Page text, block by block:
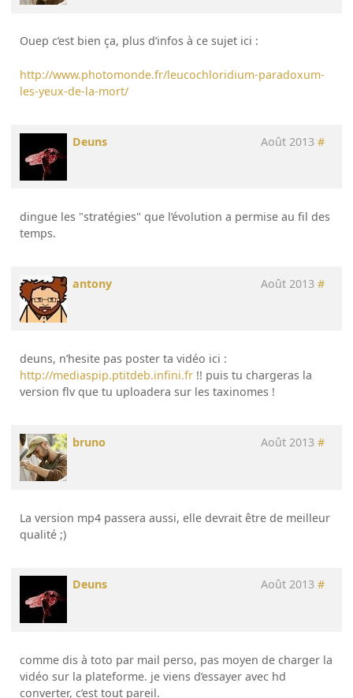
Ouep c’est bien ça, plus d’infos à ce sujet ici :
http://www.photomonde.fr/leucochloridium-paradoxum-
les-yeux-de-la-mort/
Deuns Août 2013 #
dingue les "stratégies" que l’évolution a permise au fil des
temps.
antony Août 2013 #
deuns, n’hesite pas poster ta vidéo ici :
http://mediaspip.ptitdeb.infini.fr!! puis tu chargeras la
version flv que tu uploadera sur les taxinomes !
bruno Août 2013 #
La version mp4 passera aussi, elle devrait être de meilleur
qualité ;)
Deuns Août 2013 #
comme dis à toto par mail perso, pas moyen de charger la
vidéo sur la plateforme. je viens d’essayer avec hd
converter, c’est tout pareil.